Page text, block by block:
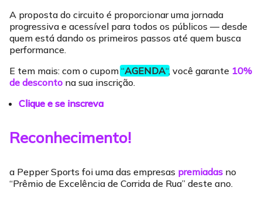
A proposta do circuito é proporcionar uma jornada
progressiva e acessível para todos os públicos — desde
quem está dando os primeiros passos até quem busca
performance.
E tem mais: com o cupom “AGENDA“, você garante 10%
de desconto na sua inscrição.
Clique e se inscreva
Reconhecimento!
a Pepper Sports foi uma das empresas premiadas no
“Prêmio de Excelência de Corrida de Rua” deste ano.